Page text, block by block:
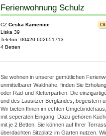
Ferienwohnung Schulz
CZ Ceska Kamenice
Liska 39
Telefon: 00420 602651713
4 Betten
Sie wohnen in unserer gemütlichen
unmittelbarer Waldnähe, finden Sie
oder Rad-und Kletterpartien. Die
und des Lausitzer Berglandes, begeistern
Wir bieten Ihnen im echten
mit seperaten Eingang. Dazu gehören
mit je 2 Betten. Sie können auf Ihrer
überdachten Sitzplatz im Garten nutzen.